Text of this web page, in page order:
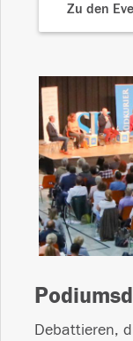
Zu den
Debattieren,